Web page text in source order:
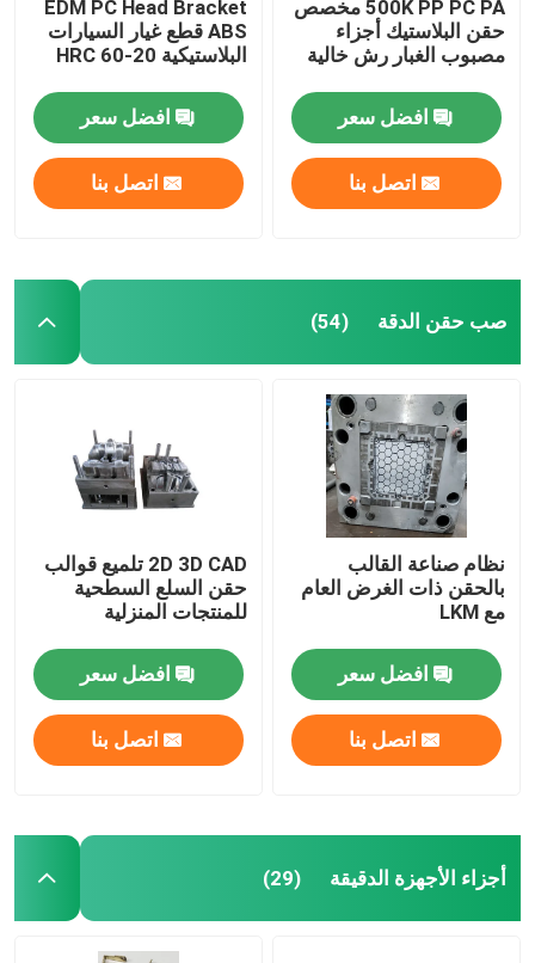
500K PP PC PA مخصص
حقن البلاستيك أجزاء
مصبوب الغبار رش خالية
افضل سعر
اتصل بنا
EDM PC Head Bracket
ABS قطع غيار السيارات
البلاستيكية 20-60 HRC
افضل سعر
اتصل بنا
صب حقن الدقة (54)
نظام صناعة القالب
بالحقن ذات الغرض العام
مع LKM
افضل سعر
اتصل بنا
2D 3D CAD تلميع قوالب
حقن السلع السطحية
للمنتجات المنزلية
افضل سعر
اتصل بنا
أجزاء الأجهزة الدقيقة (29)